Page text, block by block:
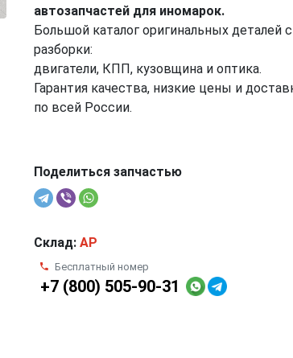
автозапчастей для иномарок.
Большой каталог оригинальных деталей с
разборки:
двигатели, КПП, кузовщина и оптика.
Гарантия качества, низкие цены и
по всей России.
Поделиться запчастью
Склад: AP
Бесплатный номер
+7 (800) 505-90-31